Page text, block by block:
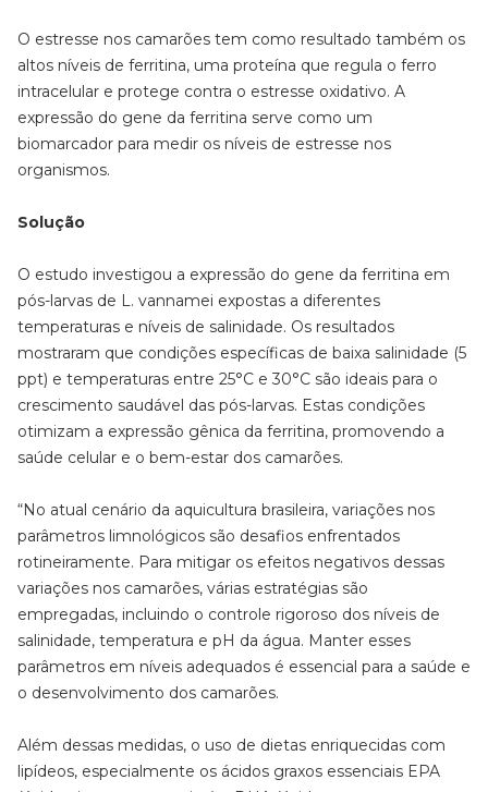
O estresse nos camarões tem como resultado também os
altos níveis de ferritina, uma proteína que regula o ferro
intracelular e protege contra o estresse oxidativo. A
expressão do gene da ferritina serve como um
biomarcador para medir os níveis de estresse nos
organismos.
Solução
O estudo investigou a expressão do gene da ferritina em
pós-larvas de L. vannamei expostas a diferentes
temperaturas e níveis de salinidade. Os resultados
mostraram que condições específicas de baixa salinidade (5
ppt) e temperaturas entre 25°C e 30°C são ideais para o
crescimento saudável das pós-larvas. Estas condições
otimizam a expressão gênica da ferritina, promovendo a
saúde celular e o bem-estar dos camarões.
“No atual cenário da aquicultura brasileira, variações nos
parâmetros limnológicos são desafios enfrentados
rotineiramente. Para mitigar os efeitos negativos dessas
variações nos camarões, várias estratégias são
empregadas, incluindo o controle rigoroso dos níveis de
salinidade, temperatura e pH da água. Manter esses
parâmetros em níveis adequados é essencial para a saúde e
o desenvolvimento dos camarões.
Além dessas medidas, o uso de dietas enriquecidas com
lipídeos, especialmente os ácidos graxos essenciais EPA